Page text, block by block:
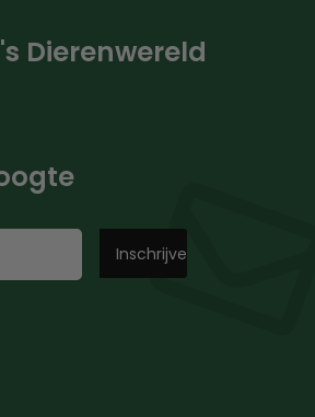
Dierenwereld